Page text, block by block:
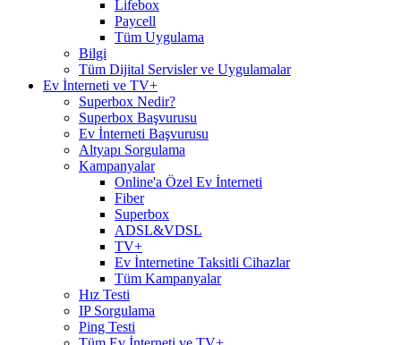
Lifebox
Paycell
Tüm Uygulama
Bilgi
Tüm Dijital Servisler ve Uygulamalar
Ev İnterneti ve TV+
Superbox Nedir?
Superbox Başvurusu
Ev İnterneti Başvurusu
Altyapı Sorgulama
Kampanyalar
Online'a Özel Ev İnterneti
Fiber
Superbox
ADSL&VDSL
TV+
Ev İnternetine Taksitli Cihazlar
Tüm Kampanyalar
Hız Testi
IP Sorgulama
Ping Testi